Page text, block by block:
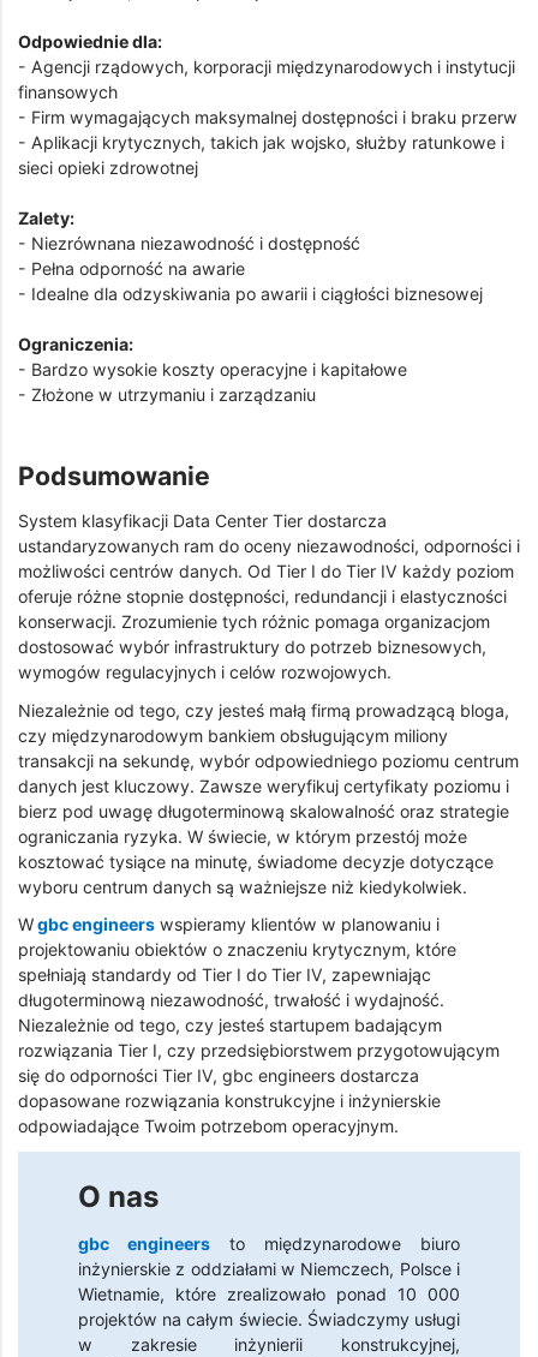
Odpowiednie dla:
- Agencji rządowych, korporacji międzynarodowych i instytucji
finansowych
- Firm wymagających maksymalnej dostępności i braku przerw
- Aplikacji krytycznych, takich jak wojsko, służby ratunkowe i
sieci opieki zdrowotnej
Zalety:
- Niezrównana niezawodność i dostępność
- Pełna odporność na awarie
- Idealne dla odzyskiwania po awarii i ciągłości biznesowej
Ograniczenia:
- Bardzo wysokie koszty operacyjne i kapitałowe
- Złożone w utrzymaniu i zarządzaniu
Podsumowanie
System klasyfikacji Data Center Tier dostarcza
ustandaryzowanych ram do oceny niezawodności, odporności i
możliwości centrów danych. Od Tier I do Tier IV każdy poziom
oferuje różne stopnie dostępności, redundancji i elastyczności
konserwacji. Zrozumienie tych różnic pomaga organizacjom
dostosować wybór infrastruktury do potrzeb biznesowych,
wymogów regulacyjnych i celów rozwojowych.
Niezależnie od tego, czy jesteś małą firmą prowadzącą bloga,
czy międzynarodowym bankiem obsługującym miliony
transakcji na sekundę, wybór odpowiedniego poziomu centrum
danych jest kluczowy. Zawsze weryfikuj certyfikaty poziomu i
bierz pod uwagę długoterminową skalowalność oraz strategie
ograniczania ryzyka. W świecie, w którym przestój może
kosztować tysiące na minutę, świadome decyzje dotyczące
wyboru centrum danych są ważniejsze niż kiedykolwiek.
Wgbc engineers wspieramy klientów w planowaniu i
projektowaniu obiektów o znaczeniu krytycznym, które
spełniają standardy od Tier I do Tier IV, zapewniając
długoterminową niezawodność, trwałość i wydajność.
Niezależnie od tego, czy jesteś startupem badającym
rozwiązania Tier I, czy przedsiębiorstwem przygotowującym
się do odporności Tier IV, gbc engineers dostarcza
dopasowane rozwiązania konstrukcyjne i inżynierskie
odpowiadające Twoim potrzebom operacyjnym.
O nas
gbc engineers to międzynarodowe biuro
inżynierskie z oddziałami w Niemczech, Polsce i
Wietnamie, które zrealizowało ponad 10 000
projektów na całym świecie. Świadczymy usługi
w zakresie inżynierii konstrukcyjnej,